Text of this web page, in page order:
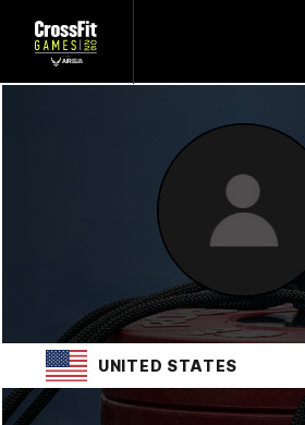
UNITED STATES